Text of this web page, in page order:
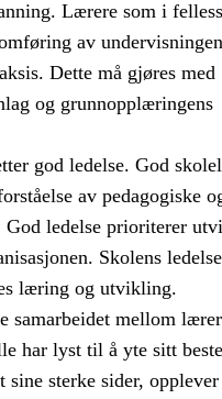
Lærere som i
av
Dette må gjøres med
og grunnopplæringens
god ledelse. God
av pedagogiske
God ledelse prioriterer
Skolens
læring og utvikling.
samarbeidet mellom
har lyst til å yte sitt
sine sterke sider, opplever